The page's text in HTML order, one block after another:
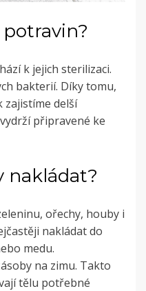
potravin?
k jejich sterilizaci.
bakterií. Díky tomu,
zajistíme delší
připravené ke
nakládat?
ořechy, houby i
nakládat do
medu.
na zimu. Takto
tělu potřebné